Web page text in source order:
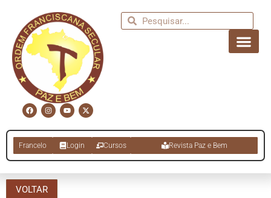
Francelo Login Cursos Revista Paz e Bem
VOLTAR